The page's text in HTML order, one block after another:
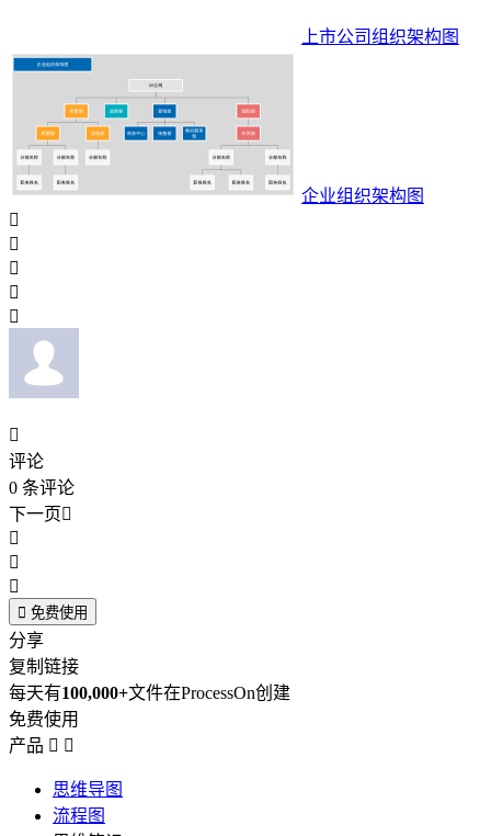
上市公司组织架构图
企业组织架构图






评论
0 条评论
下一页



 免费使用
分享
复制链接
每天有100,000+文件在ProcessOn创建
免费使用
产品  
思维导图
流程图